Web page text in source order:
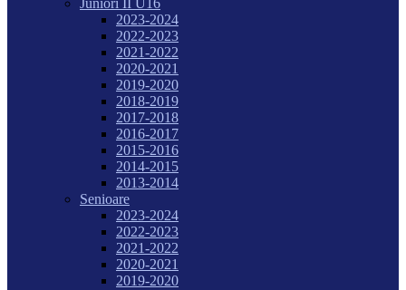
Juniori II U16
2023-2024
2022-2023
2021-2022
2020-2021
2019-2020
2018-2019
2017-2018
2016-2017
2015-2016
2014-2015
2013-2014
Senioare
2023-2024
2022-2023
2021-2022
2020-2021
2019-2020